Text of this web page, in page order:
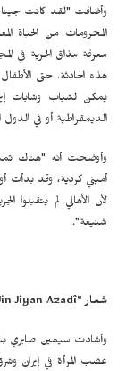
المحرومات من الحياة
معرفة مذاق الحرية في
هذه الحادثة. حتى
يمكن لشباب وشابات
الديمقراطية أو في الدول
وأوضحت أنه "هناك
أميني كردية، وقد بدأت
لأن الأهالي لم يتقبلوا
شنيعة".
شعار "Jiyan Azadî
وأشادت سيمين صابري
غضب المرأة في إيران